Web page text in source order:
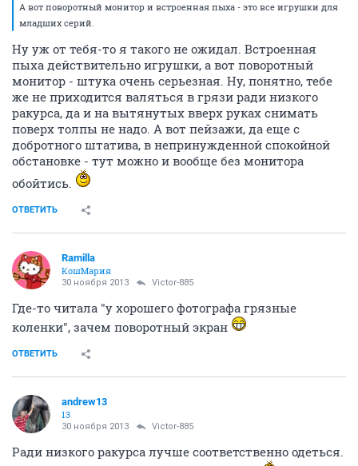
А вот поворотный монитор и встроенная пыха - это все игрушки для
младших серий.
Ну уж от тебя-то я такого не ожидал. Встроенная
пыха действительно игрушки, а вот поворотный
монитор - штука очень серьезная. Ну, понятно, тебе
же не приходится валяться в грязи ради низкого
ракурса, да и на вытянутых вверх руках снимать
поверх толпы не надо. А вот пейзажи, да еще с
добротного штатива, в непринужденной спокойной
обстановке - тут можно и вообще без монитора
обойтись.
ОТВЕТИТЬ
Ramilla
КошМария
30 ноября 2013 Victor-885
Где-то читала "у хорошего фотографа грязные
коленки", зачем поворотный экран
ОТВЕТИТЬ
andrew13
13
30 ноября 2013 Victor-885
Ради низкого ракурса лучше соответственно одеться.